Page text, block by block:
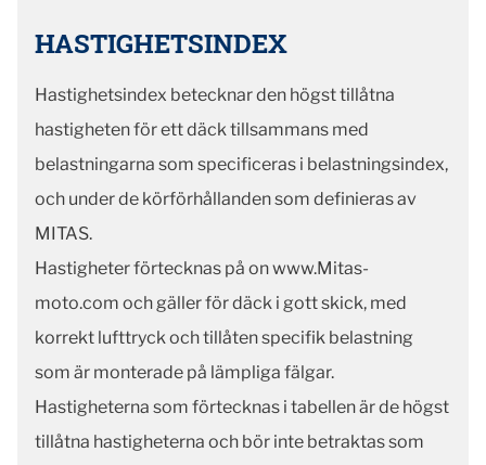
HASTIGHETSINDEX
Hastighetsindex betecknar den högst tillåtna
hastigheten för ett däck tillsammans med
belastningarna som specificeras i belastningsindex,
och under de körförhållanden som definieras av
MITAS.
Hastigheter förtecknas på on www.Mitas-
moto.com och gäller för däck i gott skick, med
korrekt lufttryck och tillåten specifik belastning
som är monterade på lämpliga fälgar.
Hastigheterna som förtecknas i tabellen är de högst
tillåtna hastigheterna och bör inte betraktas som